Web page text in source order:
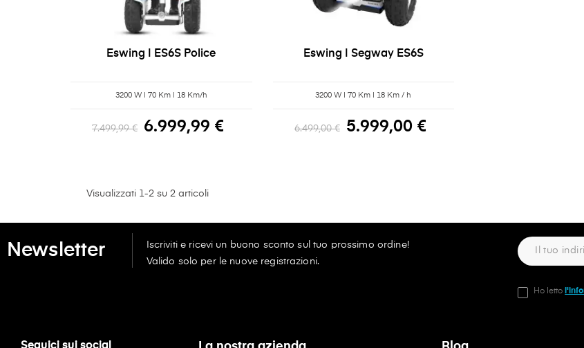
Eswing | ES6S Police
3200 W | 70 Km | 18 Km/h
7.499,99 € 6.999,99 €
Eswing | Segway ES6S
3200 W | 70 Km | 18 Km / h
6.499,00 € 5.999,00 €
Visualizzati 1-2 su 2 articoli
Newsletter
Iscriviti e ricevi un buono sconto sul tuo prossimo ordine!
Valido solo per le nuove registrazioni.
Ho letto
Seguici sui social